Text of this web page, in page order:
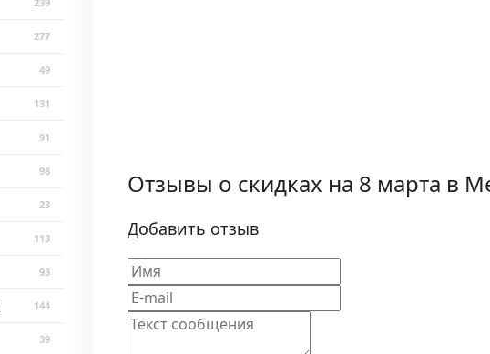
Отзывы о скидках на 8 марта в
Добавить отзыв
277
49
131
91
98
23
113
93
144
39